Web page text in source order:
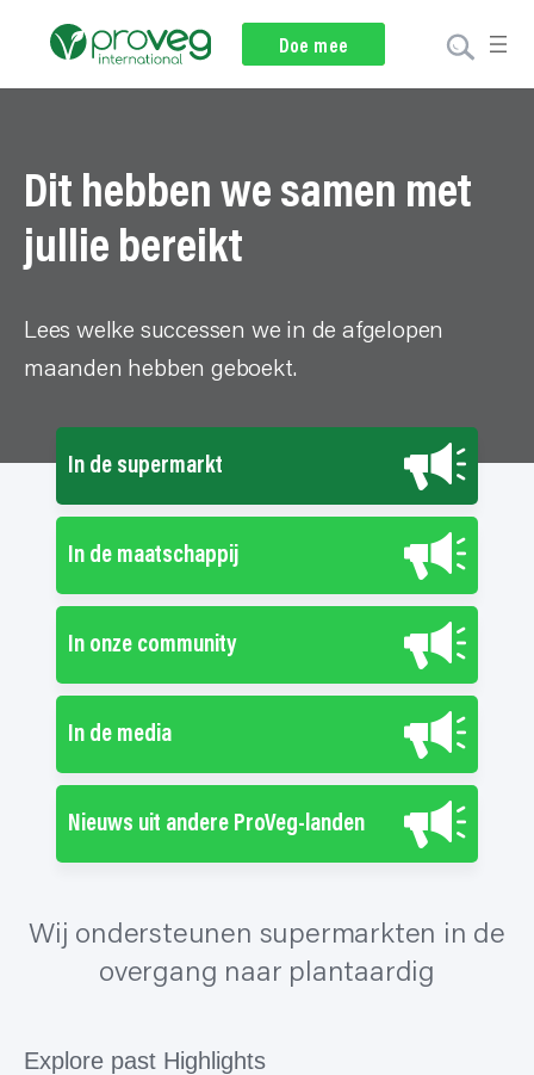
Doe mee
Nieuwsbrief
Doneer
Dit hebben we samen met
jullie bereikt
Lees welke successen we in de afgelopen
maanden hebben geboekt.
In de supermarkt
In de maatschappij
In onze community
In de media
Nieuws uit andere ProVeg-landen
Wij ondersteunen supermarkten in de
overgang naar plantaardig
Explore past Highlights